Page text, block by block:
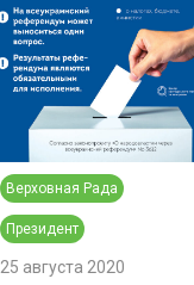
Верховная Рада
Президент
25 августа 2020